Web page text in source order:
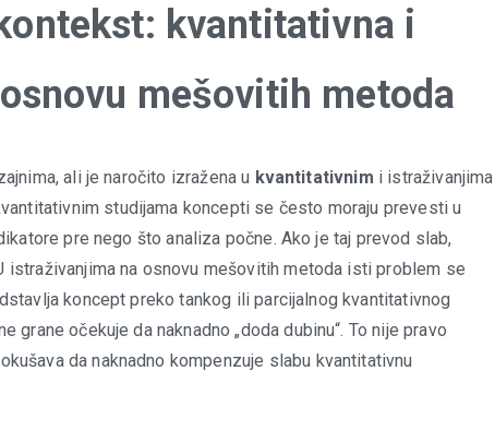
kvantitativna i
mešovitih metoda
ali je naročito izražena u kvantitativnim i istraživanjima
studijama koncepti se često moraju prevesti u
pre nego što analiza počne. Ako je taj prevod slab,
istraživanjima na osnovu mešovitih metoda isti problem se
koncept preko tankog ili parcijalnog kvantitativnog
grane očekuje da naknadno „doda dubinu“. To nije pravo
da naknadno kompenzuje slabu kvantitativnu